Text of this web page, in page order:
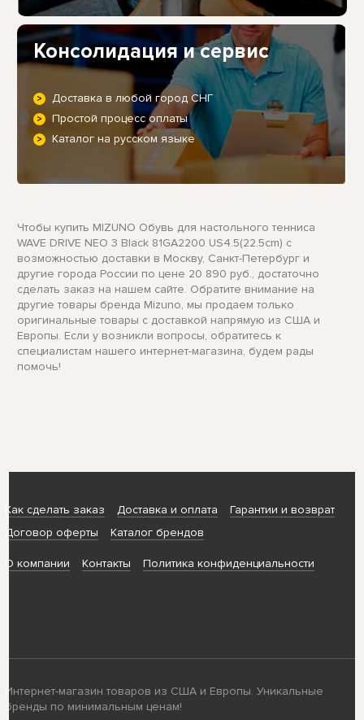
Консолидация и сервис
Доставка в любой город СНГ
Простой процесс оплаты
Каталог на русском языке
Чтобы купить MIZUNO Обувь для настольного тенниса
WAVE DRIVE NEO 3 Black 81GA2200 US4.5(22.5cm) с
возможностью доставки в Москву, Санкт-Петербург и
другие города России по цене 20 890 руб., достаточно
сделать заказ на нашем сайте. Обратите внимание на
другие товары бренда Mizuno, мы продаем только
оригинальные товары с доставкой напрямую из США и
Европы. Если у возникли вопросы, обратитесь к
специалистам нашего интернет-магазина, будем рады
помочь!
Как сделать заказ Доставка и оплата
Гарантии и возврат
Договор оферты
Каталог брендов
О компании Контакты Политика конфиденциальности
Интернет-магазин товаров из США и Европы. Уникальные
бренды по минимальным ценам!